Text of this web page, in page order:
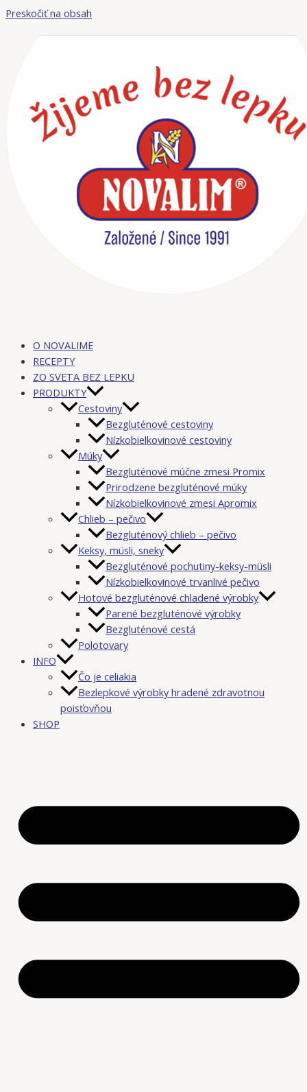
Preskočiť na obsah
O NOVALIME
RECEPTY
ZO SVETA BEZ LEPKU
PRODUKTY
Cestoviny
Bezgluténové cestoviny
Nízkobielkovinové cestoviny
Múky
Bezgluténové múčne zmesi Promix
Prirodzene bezgluténové múky
Nízkobielkovinové zmesi Apromix
Chlieb – pečivo
Bezgluténový chlieb – pečivo
Keksy, müsli, sneky
Bezgluténové pochutiny-keksy-müsli
Nízkobielkovinové trvanlivé pečivo
Hotové bezgluténové chladené výrobky
Parené bezgluténové výrobky
Bezgluténové cestá
Polotovary
INFO
Čo je celiakia
Bezlepkové výrobky hradené zdravotnou
poisťovňou
SHOP